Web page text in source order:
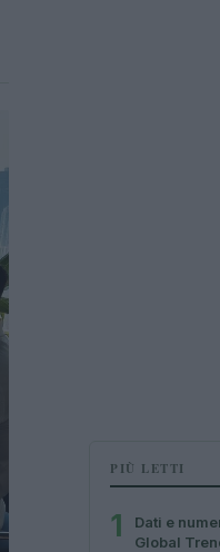
PIÙ LETTI
1
Dati e
Global